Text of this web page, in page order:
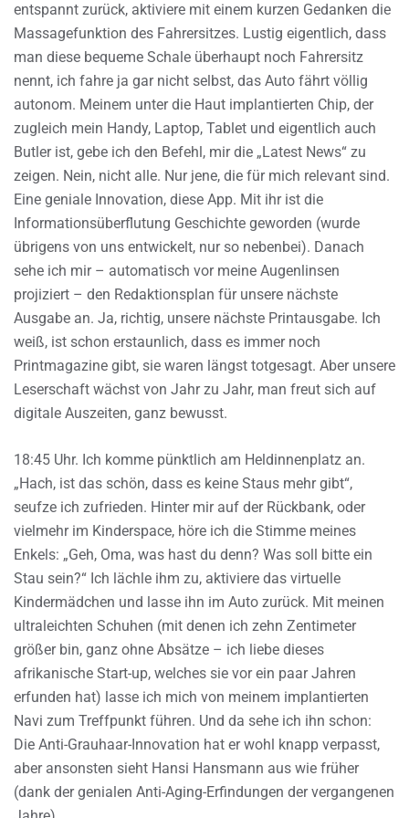
entspannt zurück, aktiviere mit einem kurzen Gedanken die
Massagefunktion des Fahrersitzes. Lustig eigentlich, dass
man diese bequeme Schale überhaupt noch Fahrersitz
nennt, ich fahre ja gar nicht selbst, das Auto fährt völlig
autonom. Meinem unter die Haut implantierten Chip, der
zugleich mein Handy, Laptop, Tablet und eigentlich auch
Butler ist, gebe ich den Befehl, mir die „Latest News“ zu
zeigen. Nein, nicht alle. Nur jene, die für mich relevant sind.
Eine geniale Innovation, diese App. Mit ihr ist die
Informationsüberflutung Geschichte geworden (wurde
übrigens von uns entwickelt, nur so nebenbei). Danach
sehe ich mir – automatisch vor meine Augenlinsen
projiziert – den Redaktionsplan für unsere nächste
Ausgabe an. Ja, richtig, unsere nächste Printausgabe. Ich
weiß, ist schon erstaunlich, dass es immer noch
Printmagazine gibt, sie waren längst totgesagt. Aber unsere
Leserschaft wächst von Jahr zu Jahr, man freut sich auf
digitale Auszeiten, ganz bewusst.
18:45 Uhr. Ich komme pünktlich am Heldinnenplatz an.
„Hach, ist das schön, dass es keine Staus mehr gibt“,
seufze ich zufrieden. Hinter mir auf der Rückbank, oder
vielmehr im Kinderspace, höre ich die Stimme meines
Enkels: „Geh, Oma, was hast du denn? Was soll bitte ein
Stau sein?“ Ich lächle ihm zu, aktiviere das virtuelle
Kindermädchen und lasse ihn im Auto zurück. Mit meinen
ultraleichten Schuhen (mit denen ich zehn Zentimeter
größer bin, ganz ohne Absätze – ich liebe dieses
afrikanische Start-up, welches sie vor ein paar Jahren
erfunden hat) lasse ich mich von meinem implantierten
Navi zum Treffpunkt führen. Und da sehe ich ihn schon:
Die Anti-Grauhaar-Innovation hat er wohl knapp verpasst,
aber ansonsten sieht Hansi Hansmann aus wie früher
(dank der genialen Anti-Aging-Erfindungen der vergangenen